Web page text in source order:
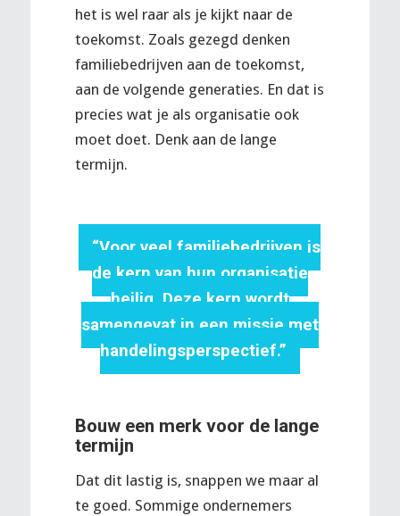
het is wel raar als je kijkt naar de
toekomst. Zoals gezegd denken
familiebedrijven aan de toekomst,
aan de volgende generaties. En dat is
precies wat je als organisatie ook
moet doet. Denk aan de lange
termijn.
“Voor veel familiebedrijven is
de kern van hun organisatie
heilig. Deze kern wordt
samengevat in een missie met
handelingsperspectief.”
Bouw een merk voor de lange
termijn
Dat dit lastig is, snappen we maar al
te goed. Sommige ondernemers